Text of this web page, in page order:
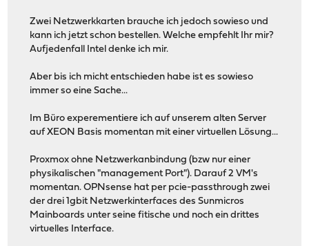
Zwei Netzwerkkarten brauche ich jedoch sowieso und
kann ich jetzt schon bestellen. Welche empfehlt Ihr mir?
Aufjedenfall Intel denke ich mir.
Aber bis ich micht entschieden habe ist es sowieso
immer so eine Sache...
Im Büro experementiere ich auf unserem alten Server
auf XEON Basis momentan mit einer virtuellen Lösung...
Proxmox ohne Netzwerkanbindung (bzw nur einer
physikalischen "management Port"). Darauf 2 VM's
momentan. OPNsense hat per pcie-passthrough zwei
der drei 1gbit Netzwerkinterfaces des Sunmicros
Mainboards unter seine fitische und noch ein drittes
virtuelles Interface.